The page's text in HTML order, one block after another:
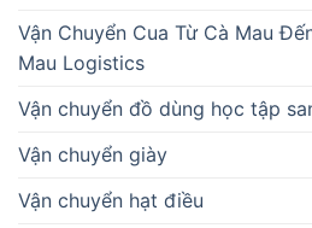
Vận Chuyển Cua Từ Cà Mau
Mau Logistics
Vận chuyển đồ dùng học tập
Vận chuyển giày
Vận chuyển hạt điều